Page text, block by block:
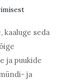
kaaluge seda
ja puukide
ja